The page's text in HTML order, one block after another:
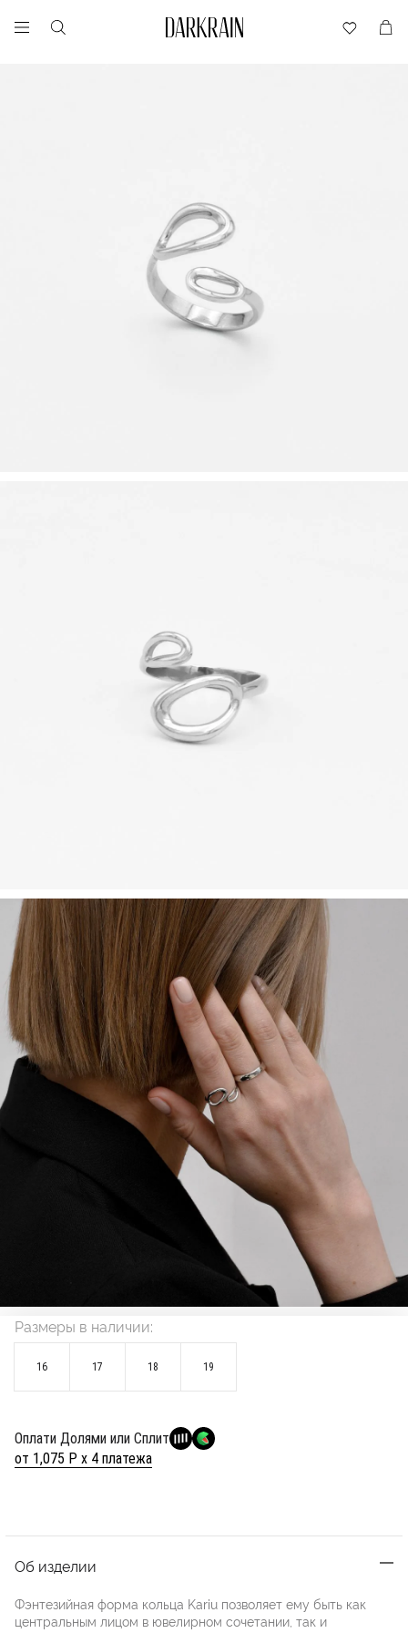
Размеры в наличии:
16 17 18 19
Оплати Долями или Сплит
от 1,075 Р х 4 платежа
Об изделии
Фэнтезийная форма кольца Kariu позволяет ему быть как
центральным лицом в ювелирном сочетании, так и